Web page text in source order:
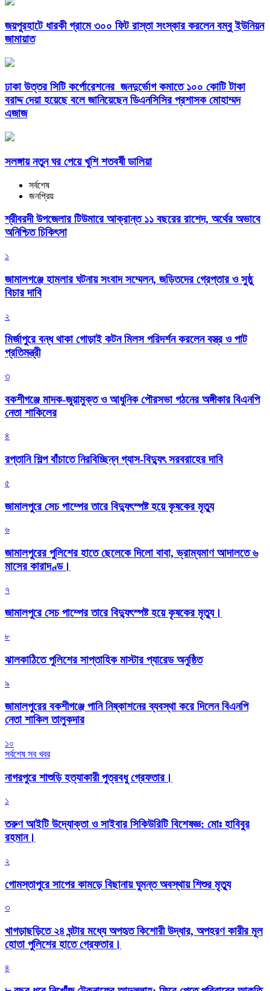
জয়পুরহাটে ধারকী গ্রামে ৩০০ ফিট রাস্তা সংস্কার করলেন বম্বু ইউনিয়ন
জামায়াত
ঢাকা উত্তর সিটি কর্পোরেশনের জনদুর্ভোগ কমাতে ১০০ কোটি টাকা
বরাদ্দ দেয়া হয়েছে বলে জানিয়েছেন ডিএনসিসির প্রশাসক মোহাম্মদ
এজাজ
সলঙ্গায় নতুন ঘর পেয়ে খুশি শতবর্ষী ডালিয়া
সর্বশেষ
জনপ্রিয়
শ্রীবরদী উপজেলার টিউমারে আক্রান্ত ১১ বছরের রাশেদ, অর্থের অভাবে
অনিশ্চিত চিকিৎসা
১
জামালগঞ্জে হামলার ঘটনায় সংবাদ সম্মেলন, জড়িতদের গ্রেপ্তার ও সুষ্ঠু
বিচার দাবি
২
মির্জাপুরে বন্ধ থাকা গোড়াই কটন মিলস পরিদর্শন করলেন বস্ত্র ও পাট
প্রতিমন্ত্রী
৩
বকশীগঞ্জে মাদক-জুয়ামুক্ত ও আধুনিক পৌরসভা গঠনের অঙ্গীকার বিএনপি
নেতা শাকিলের
৪
রপ্তানি শিল্প বাঁচাতে নিরবিচ্ছিন্ন গ্যাস-বিদ্যুৎ সরবরাহের দাবি
৫
জামালপুরে সেচ পাম্পের তারে বিদ্যুৎস্পষ্ট হয়ে কৃষকের মৃত্যু
৬
জামালপুরের পুলিশের হাতে ছেলেকে দিলো বাবা, ভ্রাম্যমাণ আদালতে ৬
মাসের কারাদণ্ড।
৭
জামালপুরে সেচ পাম্পের তারে বিদ্যুৎস্পষ্ট হয়ে কৃষকের মৃত্যু।
৮
‎ঝালকাঠিতে পুলিশের সাপ্তাহিক মাস্টার প্যারেড অনুষ্ঠিত
৯
জামালপুরের বকশীগঞ্জে পানি নিষ্কাশনের ব্যবস্থা করে দিলেন বিএনপি
নেতা শাকিল তালুকদার
১০
সর্বশেষ সব খবর
নাগরপুরে শাশুড়ি হত্যাকারী পুত্রবধু গ্রেফতার।
১
তরুণ আইটি উদ্যোক্তা ও সাইবার সিকিউরিটি বিশেষজ্ঞ: মোঃ হাবিবুর
রহমান।
২
গোমস্তাপুরে সাপের কামড়ে বিছানায় ঘুমন্ত অবস্থায় শিশুর মৃত্যু
৩
খাগড়াছড়িতে ২৪ ঘন্টার মধ্যে অপহৃত কিশোরী উদ্ধার, অপহরণ কারীর মূল
হোতা পুলিশের হাতে গ্রেফতার।
৪